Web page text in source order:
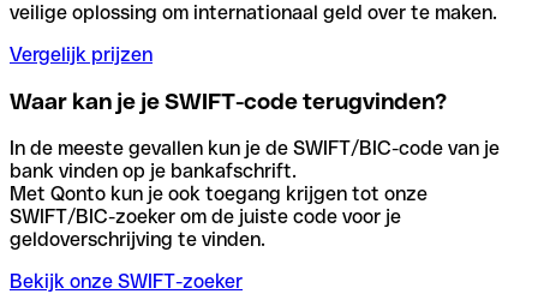
veilige oplossing om internationaal geld over te maken.
Vergelijk prijzen
Waar kan je je SWIFT-code terugvinden?
In de meeste gevallen kun je de SWIFT/BIC-code van je
bank vinden op je bankafschrift.
Met Qonto kun je ook toegang krijgen tot onze
SWIFT/BIC-zoeker om de juiste code voor je
geldoverschrijving te vinden.
Bekijk onze SWIFT-zoeker